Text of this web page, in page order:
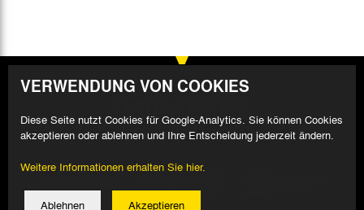
VERWENDUNG VON COOKIES
Diese Seite nutzt Cookies für Google-Analytics. Sie können Cookies
akzeptieren oder ablehnen und Ihre Entscheidung jederzeit ändern.
Weitere Informationen erhalten Sie hier.
Ablehnen Akzeptieren